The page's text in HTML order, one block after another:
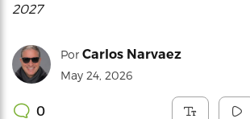
2027
Por Carlos Narvaez
May 24, 2026
0